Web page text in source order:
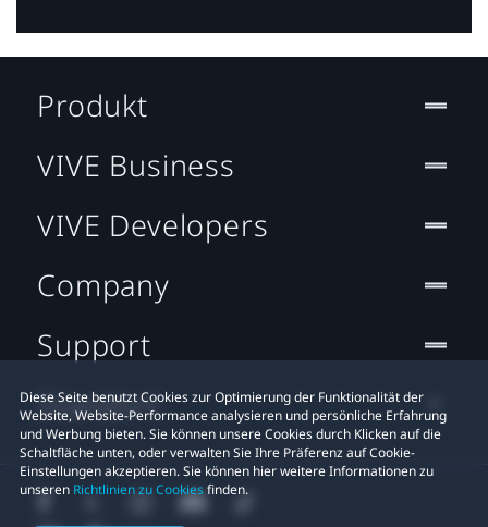
Diese Seite benutzt Cookies zur Optimierung der Funktionalität der
Website, Website-Performance analysieren und persönliche Erfahrung
und Werbung bieten. Sie können unsere Cookies durch Klicken auf die
Schaltfläche unten, oder verwalten Sie Ihre Präferenz auf Cookie-
Einstellungen akzeptieren. Sie können hier weitere Informationen zu
unseren Richtlinien zu Cookiesfinden.
Produkt
VIVE Business
VIVE Developers
Company
Support
Standort